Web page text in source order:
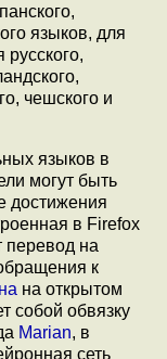
языков, для
чешского и
языков в
могут быть
достижения
в Firefox
перевод на
к
на открытом
собой обвязку
Marian, в
сеть